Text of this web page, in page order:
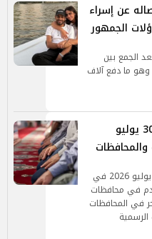
عن إسراء
الجمهور
الجمع بين
وهو ما دفع آلاف
موعد أذان الظهر اليوم الخميس 30 يوليو
يظل موعد أذان الظهر اليوم الخميس 30 يوليو 2026 في
بينما يتقدم في محافظات
في المحافظات
الرسمية